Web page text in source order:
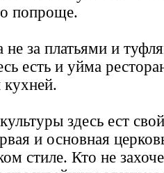
попроще.
за платьями и
есть и уйма
кухней.
здесь ест
и основная
стиле. Кто не